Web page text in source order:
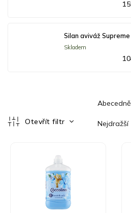
Silan aviváž
Skladem
a
z
Abecedně
Nejdražší
Otevřít filtr